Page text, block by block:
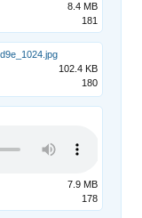
8.4 MB
181
102.4 KB
180
7.9 MB
178